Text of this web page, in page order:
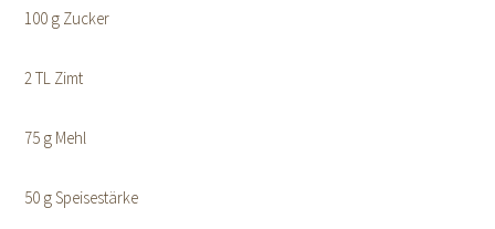
100 g Zucker
2 TL Zimt
75 g Mehl
50 g Speisestärke